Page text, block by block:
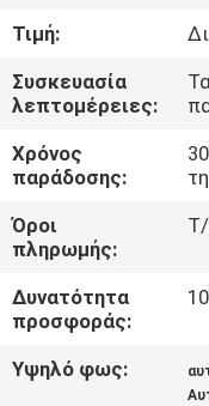
ΜΑΖΊ
ΕΙΔΉΣΕΙΣ
ΖΗΤΉΣΤΕ
ΜΙΑ
ΠΡΟΣΦΟΡΆ
Τιμή:
Συσκευασία
λεπτομέρειες:
Χρόνος
παράδοσης:
Όροι
πληρωμής:
Δυνατότητα
προσφοράς:
Υψηλό φως: